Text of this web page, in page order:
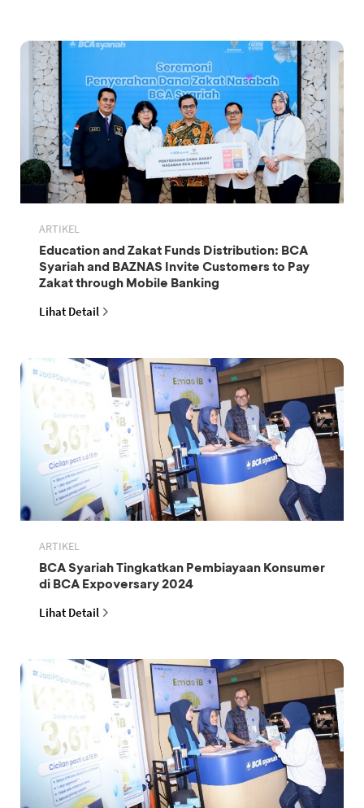
ARTIKEL
Education and Zakat Funds Distribution: BCA
Syariah and BAZNAS Invite Customers to Pay
Zakat through Mobile Banking
Lihat Detail
ARTIKEL
BCA Syariah Tingkatkan Pembiayaan Konsumer
di BCA Expoversary 2024
Lihat Detail